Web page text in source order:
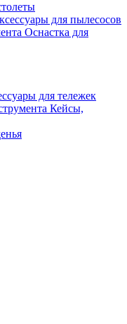
для пылесосов
Оснастка для
для тележек
Кейсы,